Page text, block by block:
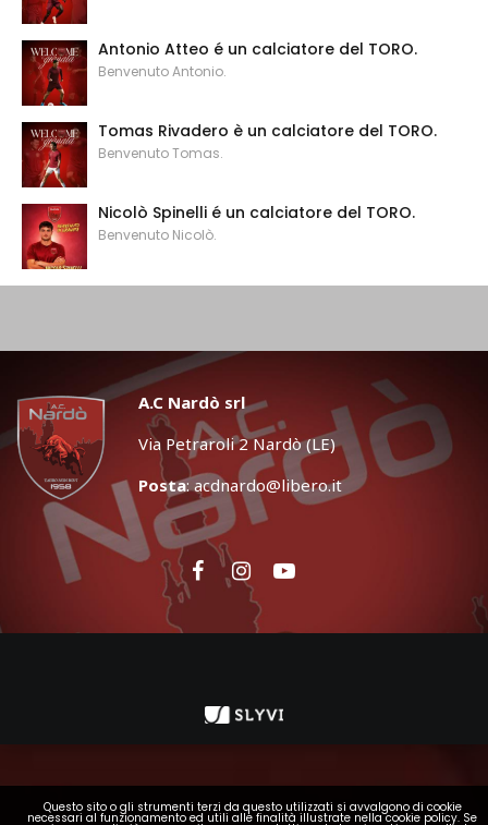
Antonio Atteo é un calciatore del TORO.
Benvenuto Antonio.
Tomas Rivadero è un calciatore del TORO.
Benvenuto Tomas.
Nicolò Spinelli é un calciatore del TORO.
Benvenuto Nicolò.
A.C Nardò srl
Via Petraroli 2 Nardò (LE)
Posta:acdnardo@libero.it
Questo sito o gli strumenti terzi da questo utilizzati si avvalgono di cookie
necessari al funzionamento ed utili alle finalità illustrate nella cookie policy. Se